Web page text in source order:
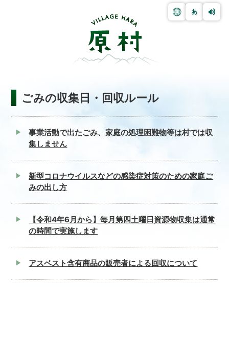
ごみの収集日・回収ルール
事業活動で出たごみ、家庭の処理困難物等は村では収
集しません
新型コロナウイルスなどの感染症対策のための家庭ご
みの出し方
【令和4年6月から】毎月第四土曜日資源物収集は通常
の時間で実施します
アスベスト含有商品の販売者による回収について